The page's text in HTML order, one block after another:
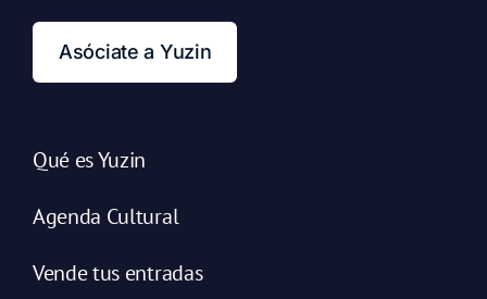
Asóciate a Yuzin
Qué es Yuzin
Agenda Cultural
Vende tus entradas